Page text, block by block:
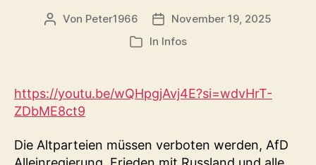
Beitragsautor
Von Peter1966 Veröffentlichungsdatum
November 19, 2025
Kategorien
In Infos
https://youtu.be/wQHpgjAvj4E?si=wdvHrT-
ZDbME8ct9
Die Altparteien müssen verboten werden, AfD